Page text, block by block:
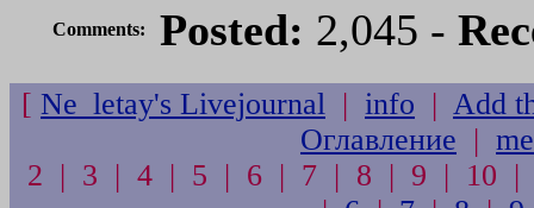
Comments: Posted: 2,045 -
[ Ne_letay's Livejournal | info | Add
Оглавление |
2 | 3 | 4 | 5 | 6 | 7 | 8 | 9 | 10